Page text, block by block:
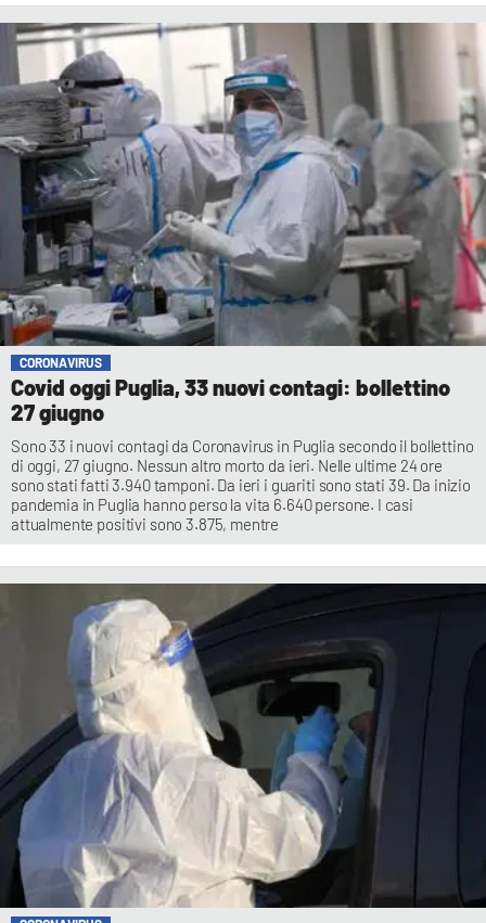
CORONAVIRUS
Covid oggi Puglia, 33 nuovi contagi: bollettino
27 giugno
Sono 33 i nuovi contagi da Coronavirus in Puglia secondo il bollettino
di oggi, 27 giugno. Nessun altro morto da ieri. Nelle ultime 24 ore
sono stati fatti 3.940 tamponi. Da ieri i guariti sono stati 39. Da inizio
pandemia in Puglia hanno perso la vita 6.640 persone. I casi
attualmente positivi sono 3.875, mentre